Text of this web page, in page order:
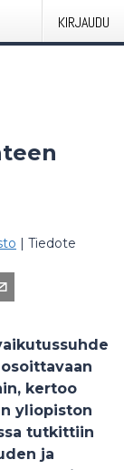
KIRJAUDU
| Tiedote
kertoo
yliopiston
tutkittiin
ja